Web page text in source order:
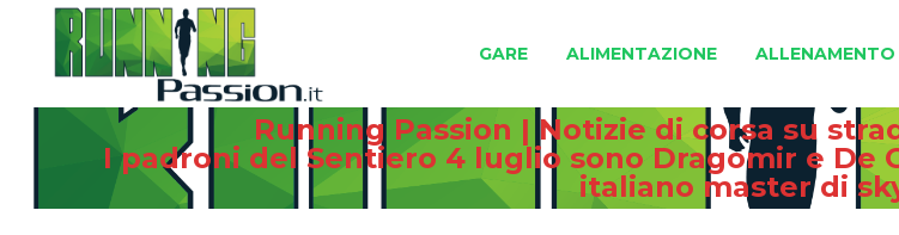
GARE ALIMENTAZIONE ALLENAMENTO
Running Passion | Notizie di corsa su
I padroni del Sentiero 4 luglio sono Dragomir e De
italiano master di